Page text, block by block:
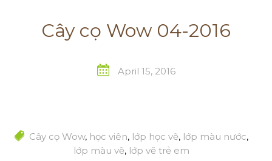
Cây cọ Wow 04-2016
April 15, 2016
Cây cọ Wow, học viên, lớp học vẽ, lớp màu nước,
lớp màu vẽ, lớp vẽ trẻ em